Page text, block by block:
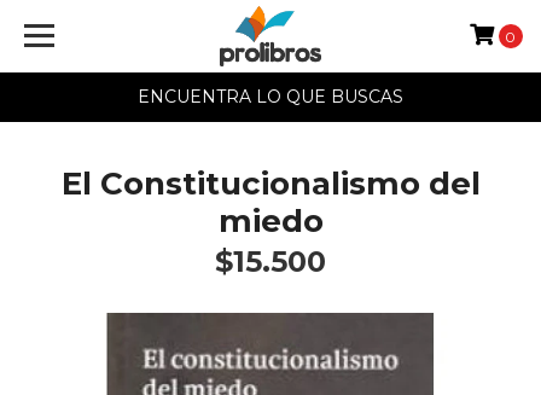
ENCUENTRA LO QUE BUSCAS
0
El Constitucionalismo del
miedo
$15.500